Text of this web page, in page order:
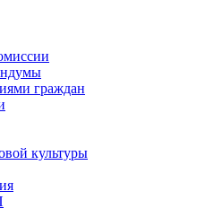
граждан
культуры